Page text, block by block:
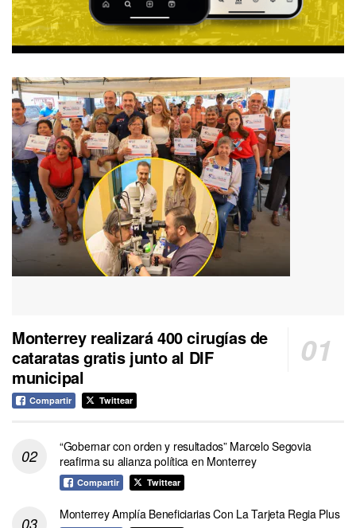
Monterrey realizará 400 cirugías de
cataratas gratis junto al DIF
municipal
Compartir Twittear
“Gobernar con orden y resultados” Marcelo Segovia
reafirma su alianza política en Monterrey
Compartir Twittear
Monterrey Amplía Beneficiarias Con La Tarjeta Regia Plus